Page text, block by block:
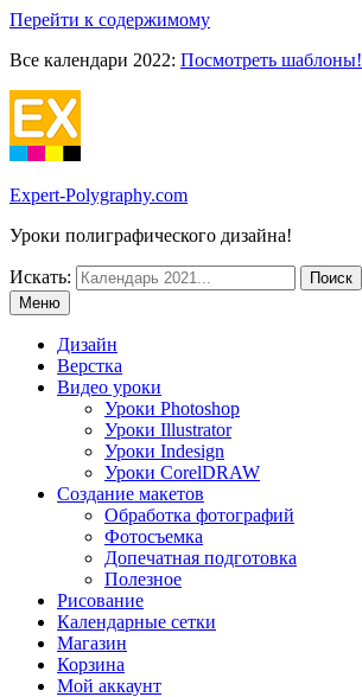
Перейти к содержимому
Все календари 2022: Посмотреть шаблоны!
Expert-Polygraphy.com
Уроки полиграфического дизайна!
Искать:
Меню
Дизайн
Верстка
Видео уроки
Уроки Photoshop
Уроки Illustrator
Уроки Indesign
Уроки CorelDRAW
Создание макетов
Обработка фотографий
Фотосъемка
Допечатная подготовка
Полезное
Рисование
Календарные сетки
Магазин
Корзина
Мой аккаунт